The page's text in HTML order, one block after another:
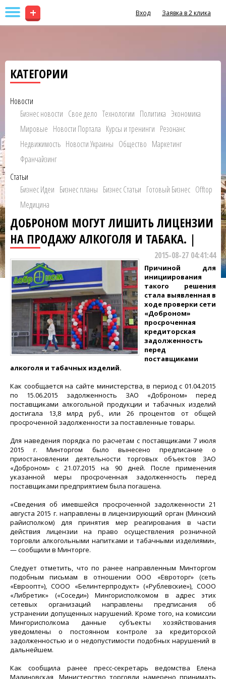
+ Вход Заявка в 2 клика
КАТЕГОРИИ
Новости
Бизнес новости Свое дело Технологии Политика Экономика
Мировые Новости Портала Курсы и тренинги Резонанс
Недвижимость Новости Украины Общество Маркетинг
Франчайзинг
Статьи
Бизнес Идеи Бизнес планы Бизнес Статьи Готовый Бизнес Offtop
Медицина
ДОБРОНОМ МОГУТ ЛИШИТЬ ЛИЦЕНЗИИ
НА ПРОДАЖУ АЛКОГОЛЯ И ТАБАКА. |
2015-08-27 04:41:44
Причиной для
инициирования
такого решения
стала выявленная в
ходе проверки сети
«Доброном»
просроченная
кредиторская
задолженность
перед
поставщиками
алкоголя и табачных изделий.
Как сообщается на сайте министерства, в период с 01.04.2015
по 15.06.2015 задолженность ЗАО «Доброном» перед
поставщиками алкогольной продукции и табачных изделий
достигала 13,8 млрд руб., или 26 процентов от общей
просроченной задолженности за поставленные товары.
Для наведения порядка по расчетам с поставщиками 7 июля
2015 г. Минторгом было вынесено предписание о
приостановлении деятельности торговых объектов ЗАО
«Доброном» с 21.07.2015 на 90 дней. После применения
указанной меры просроченная задолженность перед
поставщиками предприятием была погашена.
«Сведения об имевшейся просроченной задолженности 21
августа 2015 г. направлены в лицензирующий орган (Минский
райисполком) для принятия мер реагирования в части
действия лицензии на право осуществления розничной
торговли алкогольными напитками и табачными изделиями»,
— сообщили в Минторге.
Следует отметить, что по ранее направленным Минторгом
подобным письмам в отношении ООО «Евроторг» (сеть
«Евроопт»), СООО «Белинтерпродукт» («Рублевские»), СООО
«Либретик» («Соседи») Мингорисполкомом в адрес этих
сетевых организаций направлены предписания об
устранении допущенных нарушений. Кроме того, на комиссии
Мингорисполкома данные субъекты хозяйствования
уведомлены о постоянном контроле за кредиторской
задолженностью и о недопустимости подобных нарушений в
дальнейшем.
Как сообщила ранее пресс-секретарь ведомства Елена
Малиновская, Министерство торговли намерено принимать